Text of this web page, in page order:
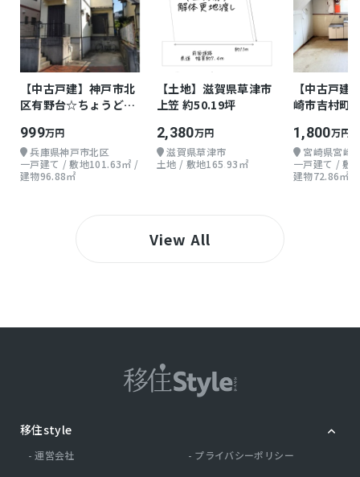
【中古戸建】神戸市北
区有野台☆ちょうどよ
999万円
兵庫県神戸市北区
一戸建て / 敷地101.63㎡ /
建物96.88㎡
【土地】滋賀県草津市
上笠 約50.19坪
2,380万円
滋賀県草津市
土地 / 敷地165.93㎡
【中古戸建
崎市吉村町
1,800万円
宮崎県宮崎
一戸建て / 敷
建物72.86㎡
View All
移住style
運営会社 プライバシーポリシー